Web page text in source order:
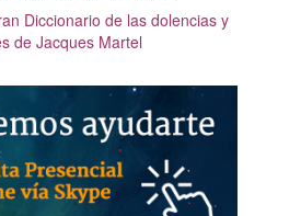
Diccionario de las dolencias y
de Jacques Martel